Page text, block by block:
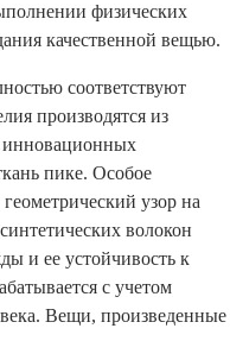
физических
качественной вещью.
соответствуют
производятся из
инновационных
пике. Особое
узор на
волокон
и ее устойчивость к
с учетом
Вещи, произведенные